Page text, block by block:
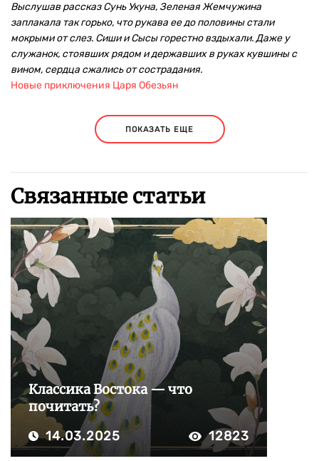
Выслушав рассказ Сунь Укуна, Зеленая Жемчужина
заплакала так горько, что рукава ее до половины стали
мокрыми от слез. Сиши и Сысы горестно вздыхали. Даже у
служанок, стоявших рядом и державших в руках кувшины с
вином, сердца сжались от сострадания.
Новые приключения Царя Обезьян
ПОКАЗАТЬ ЕЩЕ
Связанные статьи
Классика Востока — что
почитать?
14.03.2025 12823